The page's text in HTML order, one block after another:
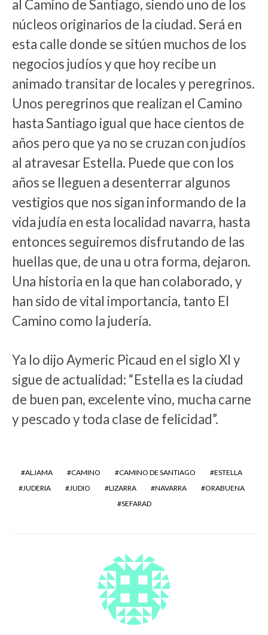
al Camino de Santiago, siendo uno de los
núcleos originarios de la ciudad. Será en
esta calle donde se sitúen muchos de los
negocios judíos y que hoy recibe un
animado transitar de locales y peregrinos.
Unos peregrinos que realizan el Camino
hasta Santiago igual que hace cientos de
años pero que ya no se cruzan con judíos
al atravesar Estella. Puede que con los
años se lleguen a desenterrar algunos
vestigios que nos sigan informando de la
vida judía en esta localidad navarra, hasta
entonces seguiremos disfrutando de las
huellas que, de una u otra forma, dejaron.
Una historia en la que han colaborado, y
han sido de vital importancia, tanto El
Camino como la judería.
Ya lo dijo Aymeric Picaud en el siglo XI y
sigue de actualidad: “Estella es la ciudad
de buen pan, excelente vino, mucha carne
y pescado y toda clase de felicidad”.
ALJAMA CAMINO CAMINO DE SANTIAGO
ESTELLA
JUDERIA
JUDIO LIZARRA NAVARRA
ORABUENA
SEFARAD